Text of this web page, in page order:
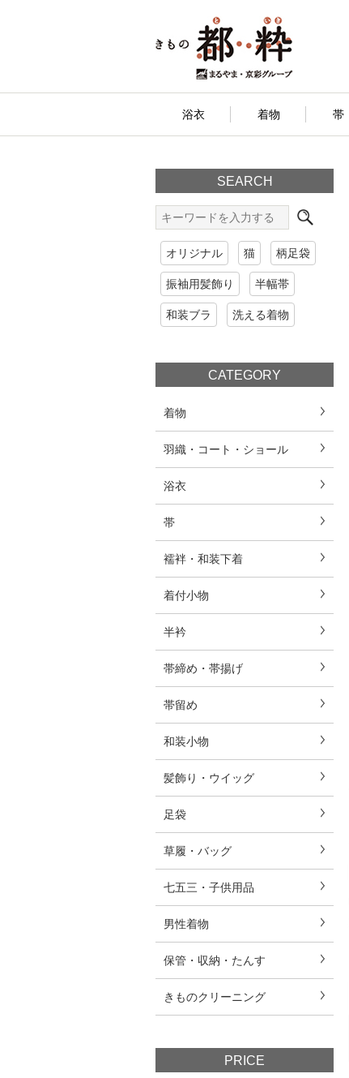
浴衣 着物 帯
SEARCH
オリジナル 猫 柄足袋
振袖用髪飾り 半幅帯
和装ブラ 洗える着物
CATEGORY
着物
羽織・コート・ショール
浴衣
帯
襦袢・和装下着
着付小物
半衿
帯締め・帯揚げ
帯留め
和装小物
髪飾り・ウイッグ
足袋
草履・バッグ
七五三・子供用品
男性着物
保管・収納・たんす
きものクリーニング
PRICE